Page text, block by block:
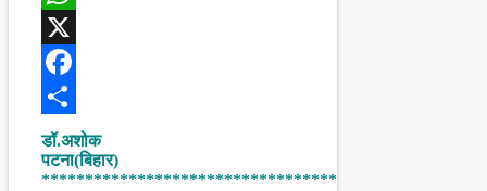
WhatsApp
X
Facebook
Share
डॉ.अशोक
पटना(बिहार)
**********************************